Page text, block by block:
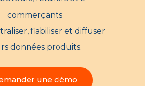
commerçants
fiabiliser et diffuser
données produits.
une démo